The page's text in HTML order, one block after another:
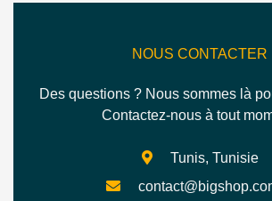
NOUS CONTACTER
Des questions ? Nous sommes là
Contactez-nous à tout
Tunis, Tunisie